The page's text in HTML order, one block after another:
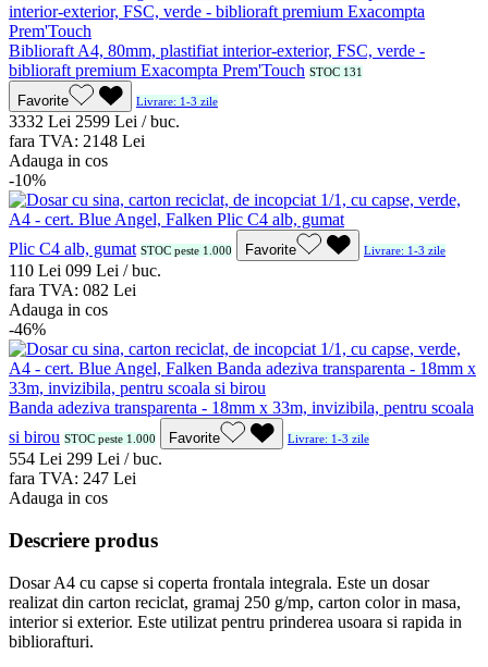
Biblioraft A4, 80mm, plastifiat interior-exterior, FSC, verde -
biblioraft premium Exacompta Prem'Touch STOC 131
Favorite Livrare: 1-3 zile
3332 Lei 2599 Lei / buc.
fara TVA: 2148 Lei
Adauga in cos
-10%
Plic C4 alb, gumat STOC peste 1.000 Favorite Livrare: 1-3 zile
110 Lei 099 Lei / buc.
fara TVA: 082 Lei
Adauga in cos
-46%
Banda adeziva transparenta - 18mm x 33m, invizibila, pentru scoala
si birou STOC peste 1.000 Favorite Livrare: 1-3 zile
554 Lei 299 Lei / buc.
fara TVA: 247 Lei
Adauga in cos
Descriere produs
Dosar A4 cu capse si coperta frontala integrala. Este un dosar
realizat din carton reciclat, gramaj 250 g/mp, carton color in masa,
interior si exterior. Este utilizat pentru prinderea usoara si rapida in
bibliorafturi.